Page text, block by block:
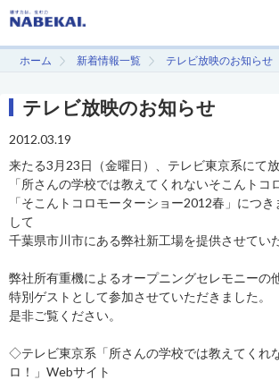
ホーム 新着情報一覧 テレビ放映のお知らせ
テレビ放映のお知らせ
2012.03.19
来たる3月23日（金曜日）、テレビ東京系にて
「所さんの学校では教えてくれないそこんトコ
「そこんトコロモーターショー2012春」につ
して
千葉県市川市にある弊社新工場を提供させてい
弊社所有重機によるオープニングセレモニーの
特別ゲストとして参加させていただきました。
是非ご覧ください。
◇テレビ東京系「所さんの学校では教えてくれ
ロ！」Webサイト